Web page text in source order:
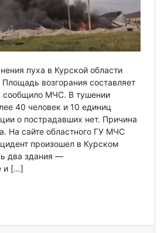
пуха в Курской области
возгорания составляет
сообщило МЧС. В тушении
40 человек и 10 единиц
о пострадавших нет. Причина
На сайте областного ГУ МЧС
произошел в Курском
два здания —
и […]